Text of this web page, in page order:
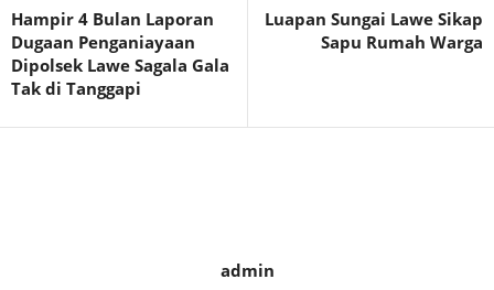
Hampir 4 Bulan Laporan
Dugaan Penganiayaan
Dipolsek Lawe Sagala Gala
Tak di Tanggapi
Luapan Sungai Lawe Sikap
Sapu Rumah Warga
admin